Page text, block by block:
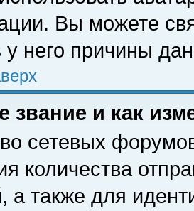
Вы можете
него причины
звание и как
сетевых
количества
а также для